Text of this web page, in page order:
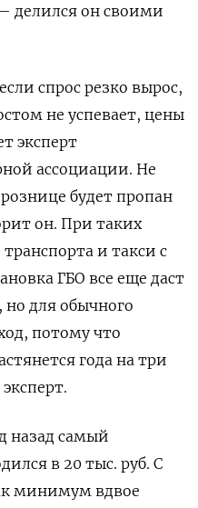
делился он своими
спрос резко вырос,
не успевает, цены
эксперт
ассоциации. Не
будет пропан
он. При таких
и такси с
ГБО все еще даст
для обычного
потому что
года на три
назад самый
в 20 тыс. руб. С
минимум вдвое